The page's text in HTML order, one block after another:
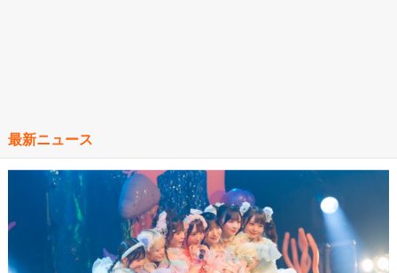
最新ニュース